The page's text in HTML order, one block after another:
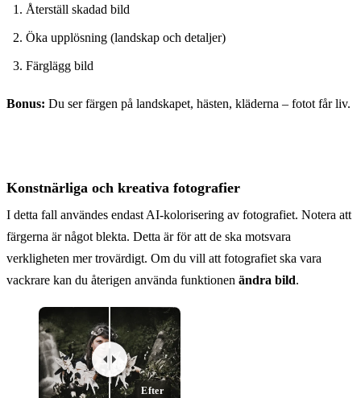
Återställ skadad bild
Öka upplösning (landskap och detaljer)
Färglägg bild
Bonus: Du ser färgen på landskapet, hästen, kläderna – fotot får liv.
Konstnärliga och kreativa fotografier
I detta fall användes endast AI-kolorisering av fotografiet. Notera att
färgerna är något blekta. Detta är för att de ska motsvara
verkligheten mer trovärdigt. Om du vill att fotografiet ska vara
vackrare kan du återigen använda funktionen ändra bild.
Efter